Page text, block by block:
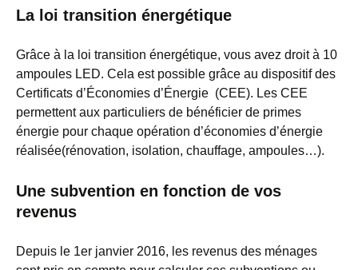
La loi transition énergétique
Grâce à la loi transition énergétique, vous avez droit à 10
ampoules LED. Cela est possible grâce au dispositif des
Certificats d’Économies d’Énergie (CEE). Les CEE
permettent aux particuliers de bénéficier de primes
énergie pour chaque opération d’économies d’énergie
réalisée(rénovation, isolation, chauffage, ampoules…).
Une subvention en fonction de vos
revenus
Depuis le 1er janvier 2016, les revenus des ménages